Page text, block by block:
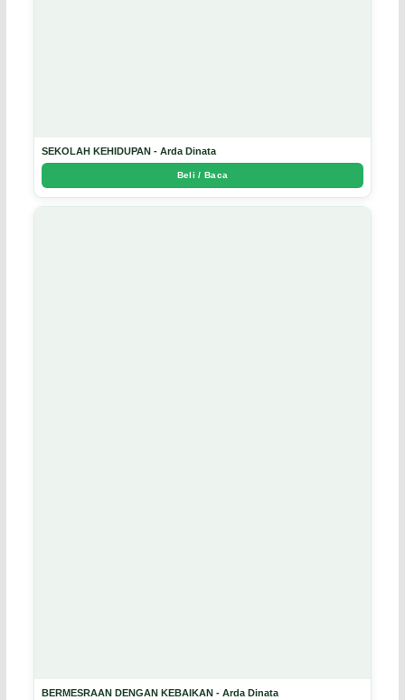
SEKOLAH KEHIDUPAN - Arda Dinata
Beli / Baca
BERMESRAAN DENGAN KEBAIKAN - Arda Dinata